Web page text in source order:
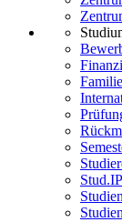
Stud.IP